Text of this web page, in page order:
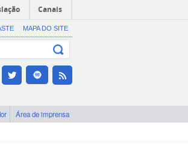
Canais
MAPA DO SITE
Área de imprensa